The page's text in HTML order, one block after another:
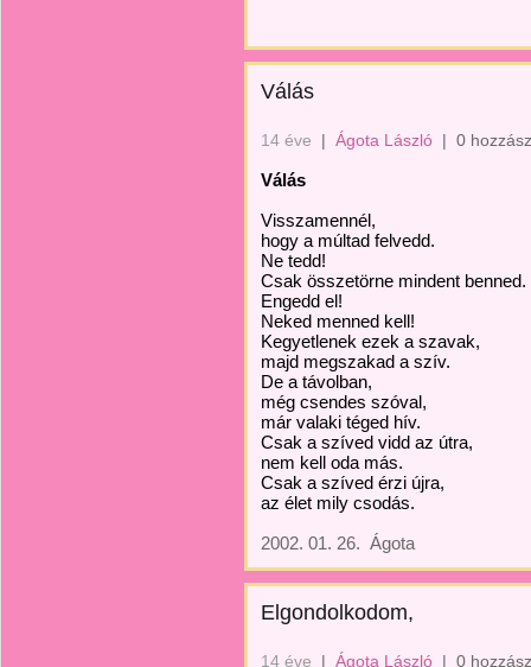
Válás
14 éve | Ágota László | 0
Válás
Visszamennél,
hogy a múltad felvedd.
Ne tedd!
Csak összetörne mindent benned.
Engedd el!
Neked menned kell!
Kegyetlenek ezek a szavak,
majd megszakad a szív.
De a távolban,
még csendes szóval,
már valaki téged hív.
Csak a szíved vidd az útra,
nem kell oda más.
Csak a szíved érzi újra,
az élet mily csodás.
2002. 01. 26. Ágota
Elgondolkodom,
14 éve | Ágota László | 0